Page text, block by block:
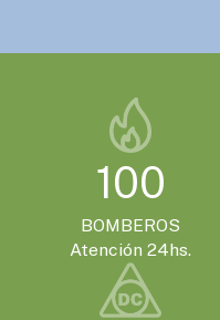
100
BOMBEROS
Atención 24hs.